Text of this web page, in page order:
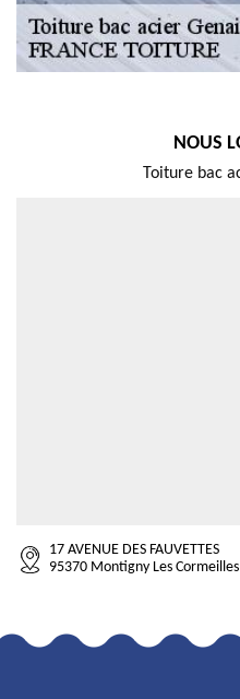
NOUS
Toiture bac
17 AVENUE DES FAUVETTES
95370 Montigny Les Cormeilles